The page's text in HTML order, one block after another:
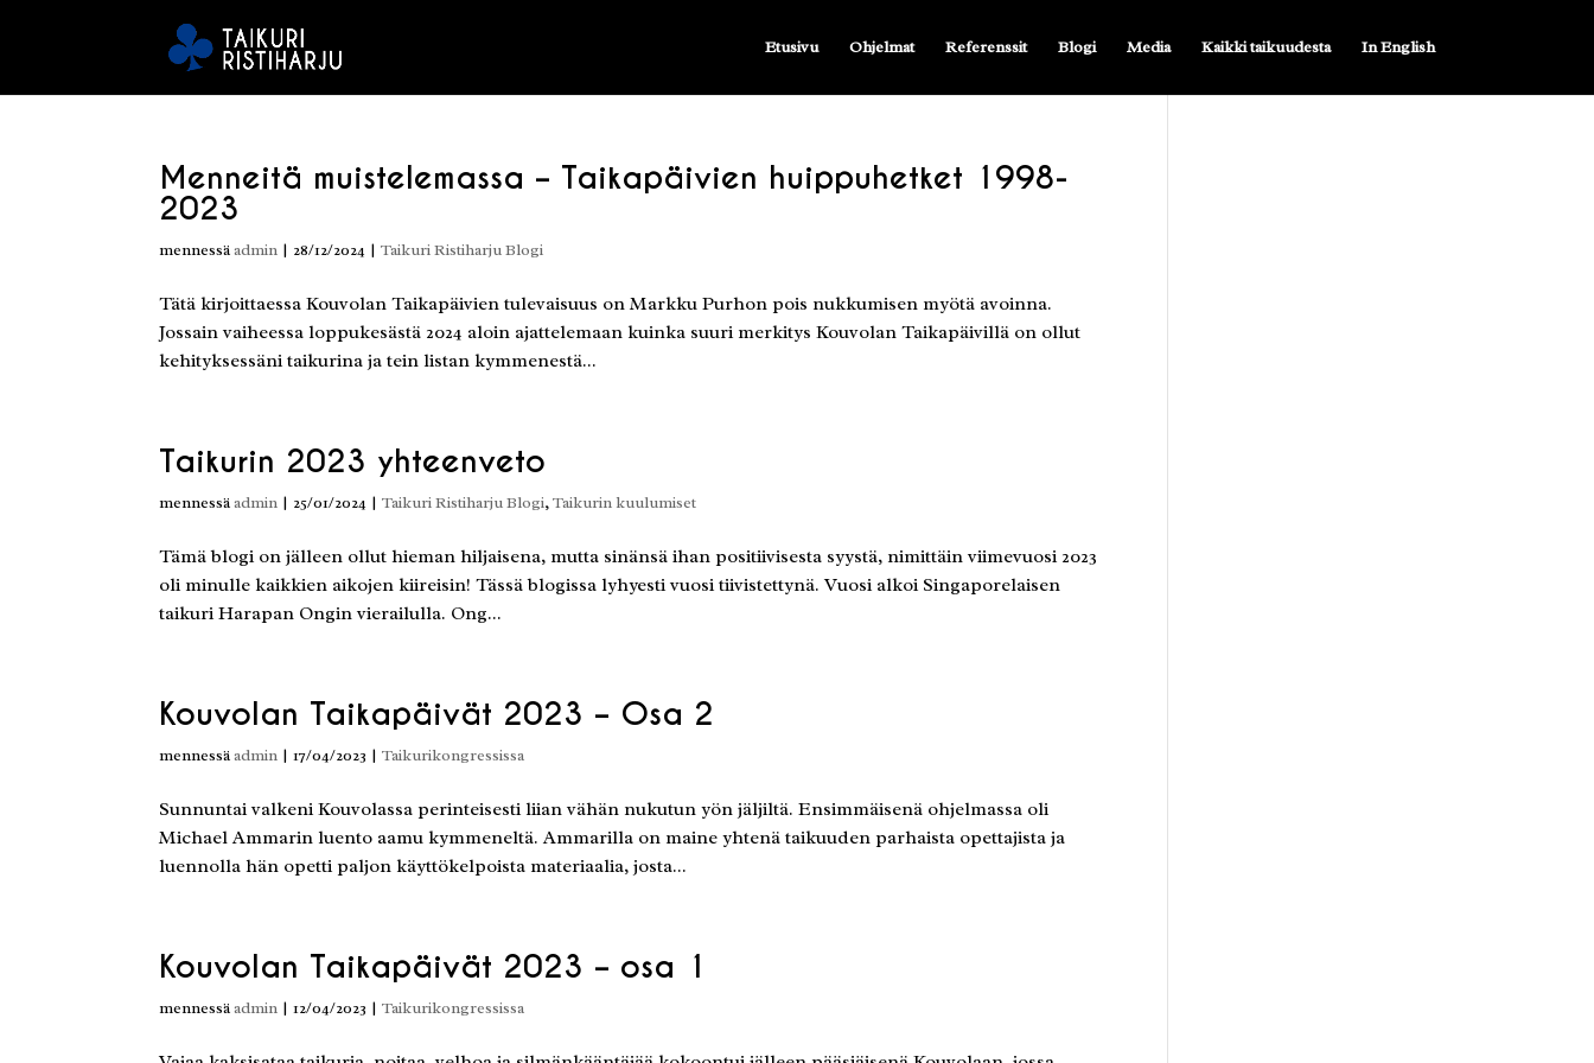
Etusivu Ohjelmat Referenssit Blogi Media Kaikki taikuudesta In English
Menneitä muistelemassa – Taikapäivien huippuhetket 1998-
2023
mennessäadmin | 28/12/2024 |Taikuri Ristiharju Blogi
Tätä kirjoittaessa Kouvolan Taikapäivien tulevaisuus on Markku Purhon pois nukkumisen myötä avoinna.
Jossain vaiheessa loppukesästä 2024 aloin ajattelemaan kuinka suuri merkitys Kouvolan Taikapäivillä on ollut
kehityksessäni taikurina ja tein listan kymmenestä...
Taikurin 2023 yhteenveto
mennessäadmin | 25/01/2024 |Taikuri Ristiharju Blogi,Taikurin kuulumiset
Tämä blogi on jälleen ollut hieman hiljaisena, mutta sinänsä ihan positiivisesta syystä, nimittäin viimevuosi 2023
oli minulle kaikkien aikojen kiireisin! Tässä blogissa lyhyesti vuosi tiivistettynä. Vuosi alkoi Singaporelaisen
taikuri Harapan Ongin vierailulla. Ong...
Kouvolan Taikapäivät 2023 – Osa 2
mennessäadmin |17/04/2023 |Taikurikongressissa
Sunnuntai valkeni Kouvolassa perinteisesti liian vähän nukutun yön jäljiltä. Ensimmäisenä ohjelmassa oli
Michael Ammarin luento aamu kymmeneltä. Ammarilla on maine yhtenä taikuuden parhaista opettajista ja
luennolla hän opetti paljon käyttökelpoista materiaalia, josta...
Kouvolan Taikapäivät 2023 – osa 1
mennessäadmin |12/04/2023 |Taikurikongressissa